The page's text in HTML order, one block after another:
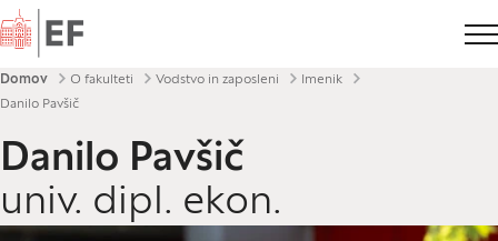
Domov
Drobtinice
Domov O fakulteti Vodstvo in zaposleni
Imenik
Danilo Pavšič
Danilo Pavšič
univ. dipl. ekon.